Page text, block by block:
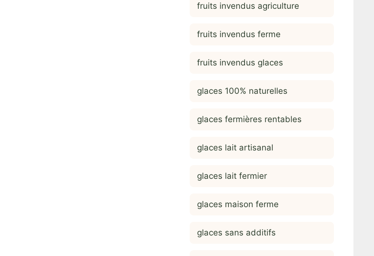
fruits invendus agriculture
fruits invendus ferme
fruits invendus glaces
glaces 100% naturelles
glaces fermières rentables
glaces lait artisanal
glaces lait fermier
glaces maison ferme
glaces sans additifs